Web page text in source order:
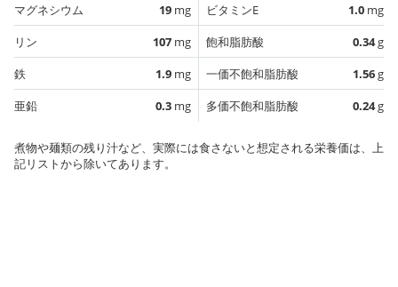
マグネシウム
19 mg
リン
107 mg
鉄
1.9 mg
亜鉛
0.3 mg
ビタミンE
1.0 mg
飽和脂肪酸
0.34g
一価不飽和脂肪酸
1.56g
多価不飽和脂肪酸
0.24g
煮物や麺類の残り汁など、実際には食さないと想定される栄養価は、上
記リストから除いてあります。